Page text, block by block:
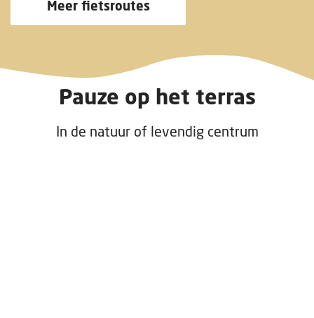
Meer fietsroutes
Pauze op het terras
In de natuur of levendig centrum